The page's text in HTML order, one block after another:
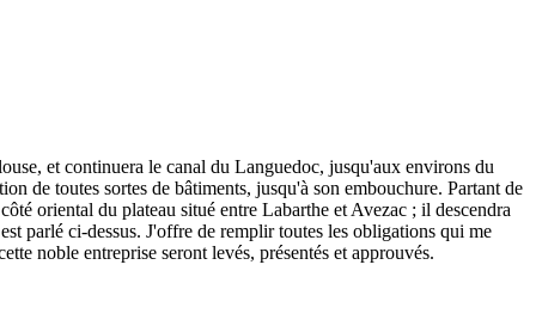
et continuera le canal du Languedoc, jusqu'aux environs du
de toutes sortes de bâtiments, jusqu'à son embouchure. Partant de
oriental du plateau situé entre Labarthe et Avezac ; il descendra
parlé ci-dessus. J'offre de remplir toutes les obligations qui me
noble entreprise seront levés, présentés et approuvés.